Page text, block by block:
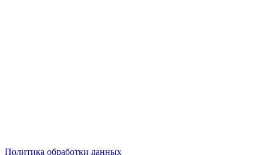
Политика обработки данных